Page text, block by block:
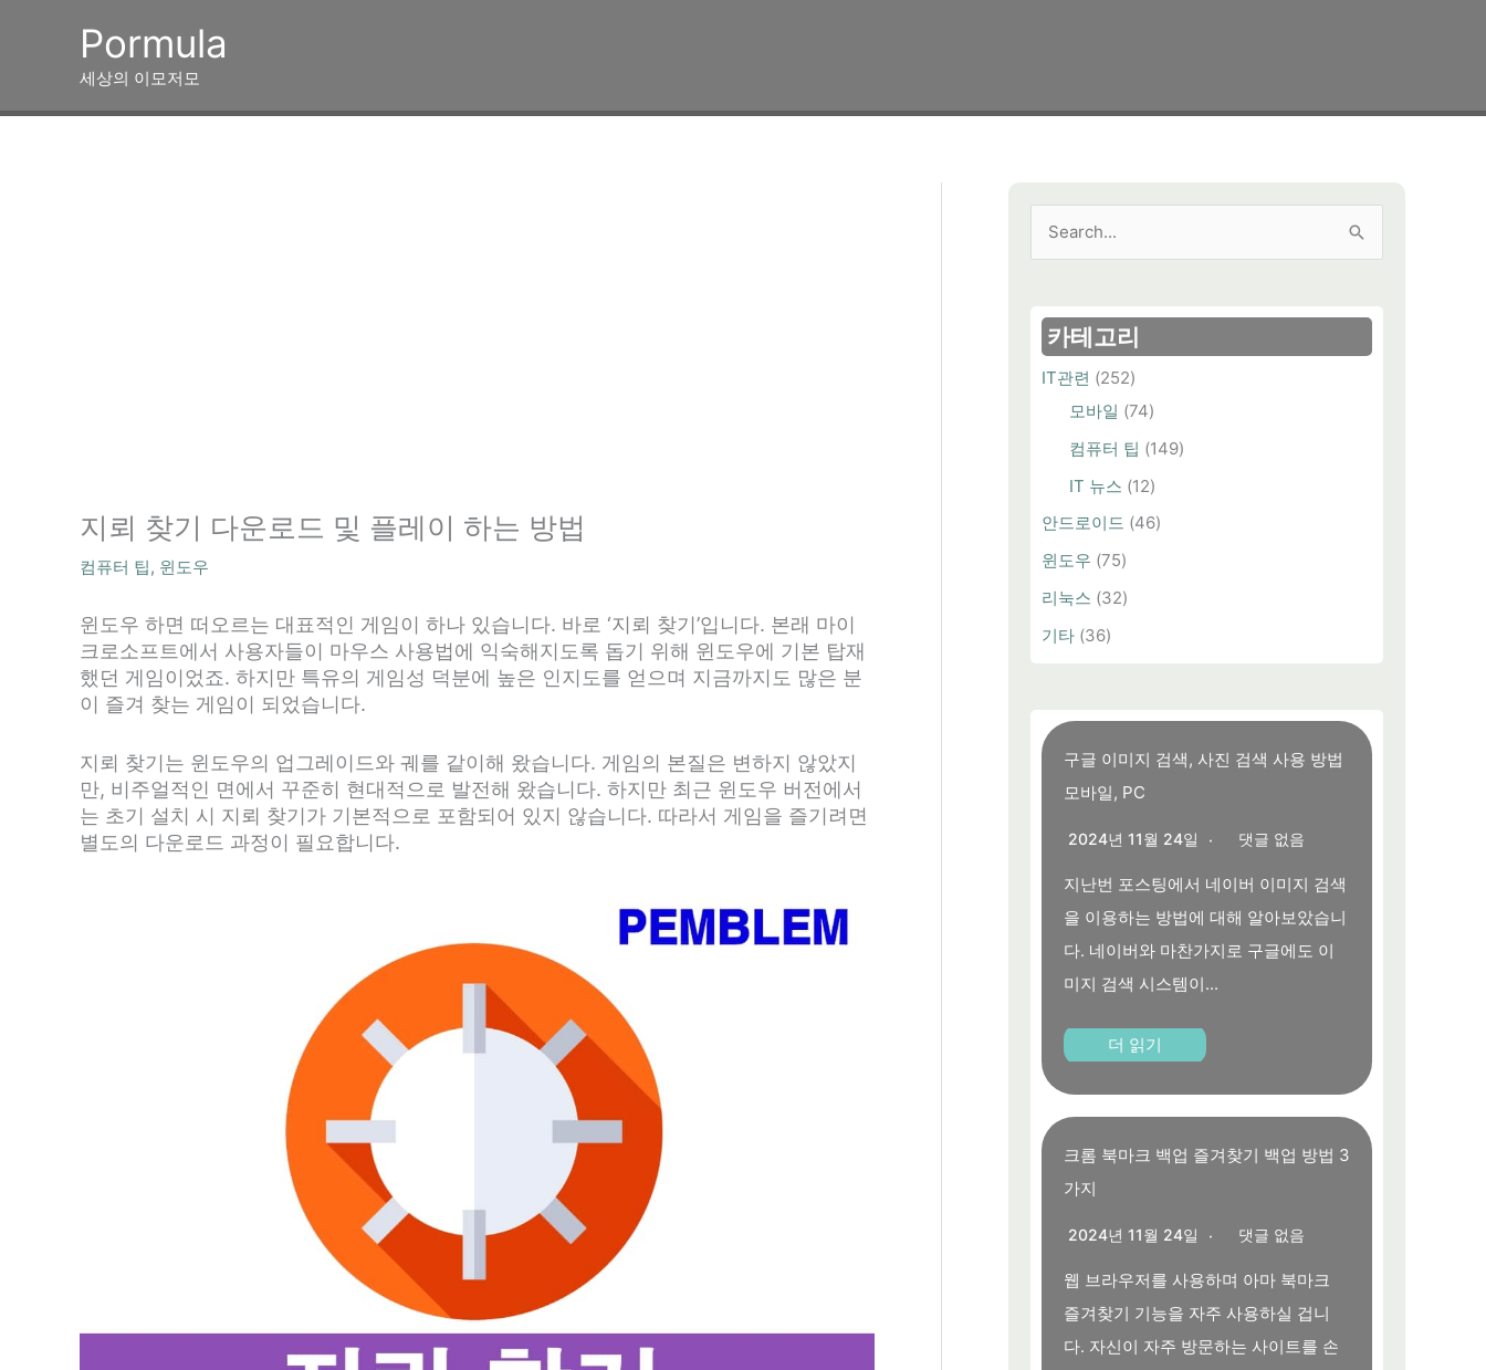
건
Pormula
세상의 이모저모
지뢰 찾기 다운로드 및 플레이 하는 방법
컴퓨터 팁, 윈도우
윈도우 하면 떠오르는 대표적인 게임이 하나 있습니다. 바로 ‘지뢰 찾기’입니다. 본래 마이
크로소프트에서 사용자들이 마우스 사용법에 익숙해지도록 돕기 위해 윈도우에 기본 탑재
했던 게임이었죠. 하지만 특유의 게임성 덕분에 높은 인지도를 얻으며 지금까지도 많은 분
이 즐겨 찾는 게임이 되었습니다.
지뢰 찾기는 윈도우의 업그레이드와 궤를 같이해 왔습니다. 게임의 본질은 변하지 않았지
만, 비주얼적인 면에서 꾸준히 현대적으로 발전해 왔습니다. 하지만 최근 윈도우 버전에서
는 초기 설치 시 지뢰 찾기가 기본적으로 포함되어 있지 않습니다. 따라서 게임을 즐기려면
별도의 다운로드 과정이 필요합니다.
상
카테고리
IT관련 (252)
모바일 (74)
컴퓨터 팁 (149)
IT 뉴스 (12)
안드로이드 (46)
윈도우 (75)
리눅스 (32)
기타 (36)
구글 이미지 검색, 사진 검색 사용 방법
모바일, PC
2024년 11월 24일 댓글 없음
지난번 포스팅에서 네이버 이미지 검색
을 이용하는 방법에 대해 알아보았습니
다. 네이버와 마찬가지로 구글에도 이
미지 검색 시스템이...
더 읽기
크롬 북마크 백업 즐겨찾기 백업 방법 3
가지
2024년 11월 24일 댓글 없음
웹 브라우저를 사용하며 아마 북마크
즐겨찾기 기능을 자주 사용하실 겁니
다. 자신이 자주 방문하는 사이트를 손